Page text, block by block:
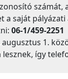
saját
06-1/459-2251
augusztus 1.
így